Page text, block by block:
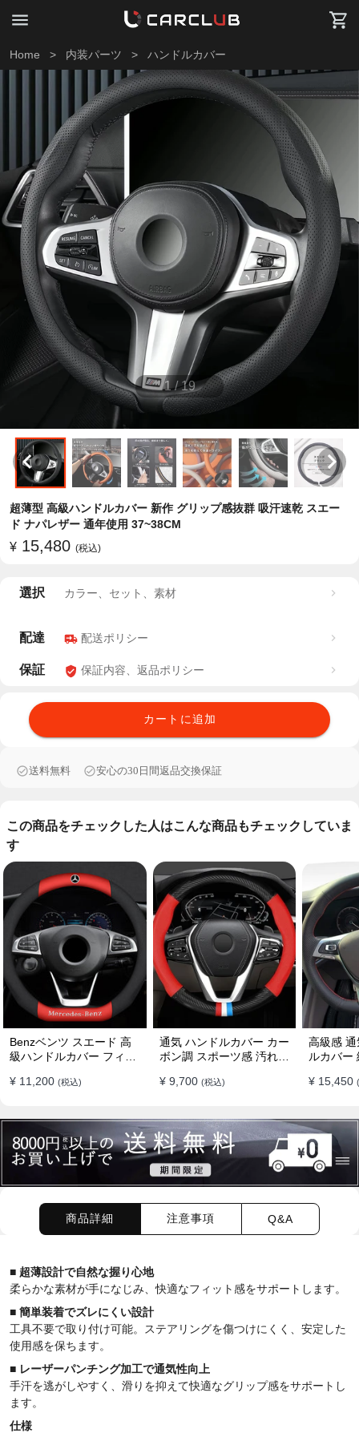
Home > 内装パーツ > ハンドルカバー
1 / 19
超薄型 高級ハンドルカバー 新作 グリップ感抜群 吸汗速乾 スエー
ド ナパレザー 通年使用 37~38CM
¥ 15,480 (税込)
選択 カラー、セット、素材
配達 配送ポリシー
保証 保証内容、返品ポリシー
カートに追加
送料無料 安心の30日間返品交換保証
この商品をチェックした人はこんな商品もチェックしていま
す
Benzベンツ スエード 高
級ハンドルカバー フィッ
向上 四季 38CM
¥ 11,200 (税込)
通気 ハンドルカバー カー
ボン調 スポーツ感 汚れに
¥ 9,700 (税込)
高級感
ルカバー 編み込み式 オー
作性アッ
¥ 15,450
商品詳細 注意事項 Q&A
■ 超薄設計で自然な握り心地
柔らかな素材が手になじみ、快適なフィット感をサポートします。
■ 簡単装着でズレにくい設計
工具不要で取り付け可能。ステアリングを傷つけにくく、安定した
使用感を保ちます。
■ レーザーパンチング加工で通気性向上
手汗を逃がしやすく、滑りを抑えて快適なグリップ感をサポートし
ます。
仕様